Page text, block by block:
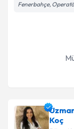
Fenerbahçe,
Koç